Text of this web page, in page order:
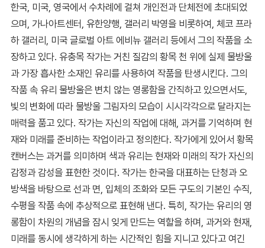
한국, 미국, 영국에서 수차례에 걸쳐 개인전과 단체전에 초대되었
으며, 가나아트센터, 유한양행, 갤러리 박영을 비롯하여, 체코 프라
하 갤러리, 미국 글로벌 아트 에비뉴 갤러리 등에서 그의 작품을 소
장하고 있다. 유충목 작가는 거친 질감의 황목 천 위에 실제 물방울
과 가장 흡사한 소재인 유리를 사용하여 작품을 탄생시킨다. 그의
작품 속 유리 물방울은 변치 않는 영롱함을 간직하고 있으면서도,
빛의 변화에 따라 물방울 그림자의 모습이 시시각각으로 달라지는
매력을 품고 있다. 작가는 자신의 작업에 대해, 과거를 기억하며 현
재와 미래를 준비하는 작업이라고 정의한다. 작가에게 있어서 황목
캔버스는 과거를 의미하며 색과 유리는 현재와 미래의 작가 자신의
감정과 감성을 표현한 것이다. 작가는 한국을 대표하는 단청과 오
방색을 바탕으로 선과 면, 입체의 조화와 모든 구도의 기본인 수직,
수평을 작품 속에 추상적으로 표현해 낸다. 특히, 작가는 유리의 영
롱함이 차원의 개념을 잠시 잊게 만드는 역할을 하며, 과거와 현재,
미래를 동시에 생각하게 하는 시간적인 힘을 지니고 있다고 여긴